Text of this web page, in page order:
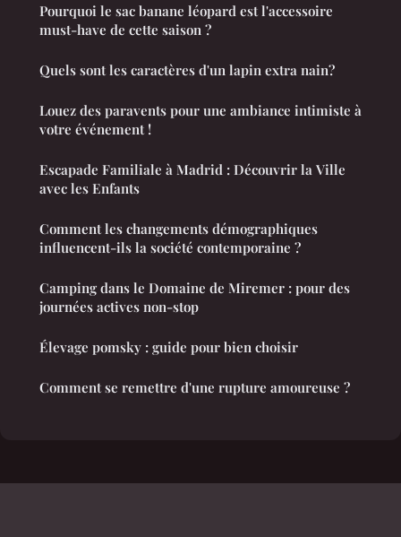
Pourquoi le sac banane léopard est l'accessoire
must-have de cette saison ?
Quels sont les caractères d'un lapin extra nain?
Louez des paravents pour une ambiance intimiste à
votre événement !
Escapade Familiale à Madrid : Découvrir la Ville
avec les Enfants
Comment les changements démographiques
influencent-ils la société contemporaine ?
Camping dans le Domaine de Miremer : pour des
journées actives non-stop
Élevage pomsky : guide pour bien choisir
Comment se remettre d'une rupture amoureuse ?